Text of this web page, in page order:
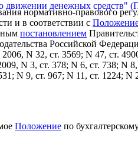
движении денежных средств"
нормативно-правового
и в соответствии с
постановлением
Российской
N 32, ст. 3569; N 47, ст.
N 3, ст. 378; N 6, ст. 738; N
N 9, ст. 967; N 11, ст. 1224;
Положение по